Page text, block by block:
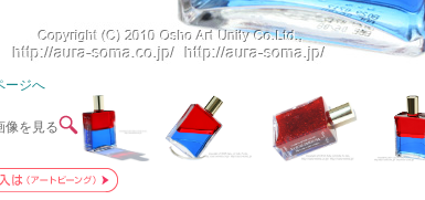
ージへ
像を見る